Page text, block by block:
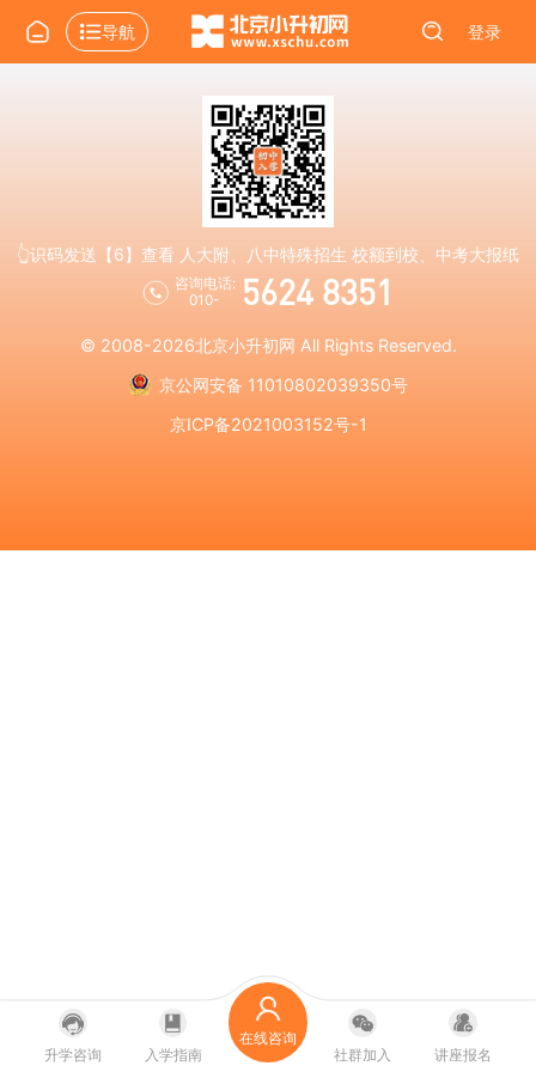
导航 登录
👆识码发送【6】查看 人大附、八中特殊招生 校额到校、中考大报纸
咨询电话:
010-
5624 8351
© 2008-2026北京小升初网 All Rights Reserved.
京公网安备 11010802039350号
京ICP备2021003152号-1
升学咨询 入学指南
在线咨询
社群加入
讲座报名